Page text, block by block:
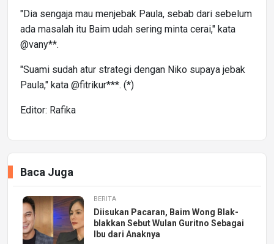
"Dia sengaja mau menjebak Paula, sebab dari sebelum
ada masalah itu Baim udah sering minta cerai," kata
@vany**.
"Suami sudah atur strategi dengan Niko supaya jebak
Paula," kata @fitrikur***. (*)
Editor: Rafika
Baca Juga
BERITA
Diisukan Pacaran, Baim Wong Blak-
blakkan Sebut Wulan Guritno Sebagai
Ibu dari Anaknya